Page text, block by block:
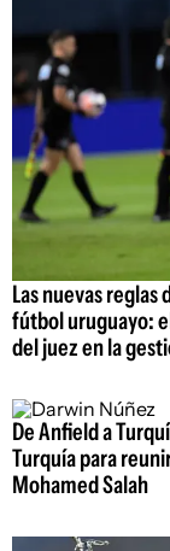
Las nuevas reglas
fútbol uruguayo:
del juez en la
De Anfield a
Turquía para
Mohamed Salah